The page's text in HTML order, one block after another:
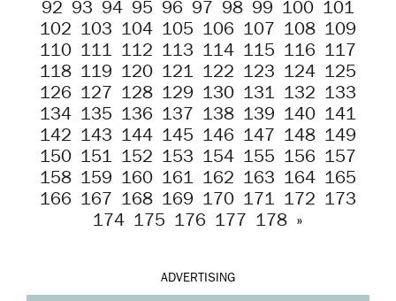
92 93 94 95 96 97 98 99 100 101
102 103 104 105 106 107 108 109
110 111 112 113 114 115 116 117
118 119 120 121 122 123 124 125
126 127 128 129 130 131 132 133
134 135 136 137 138 139 140 141
142 143 144 145 146 147 148 149
150 151 152 153 154 155 156 157
158 159 160 161 162 163 164 165
166 167 168 169 170 171 172 173
174 175 176 177 178 »
ADVERTISING